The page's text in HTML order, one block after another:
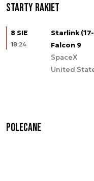
Starty rakiet
8 SIE
18:24
Starlink
Falcon 9
SpaceX
United
Polecane